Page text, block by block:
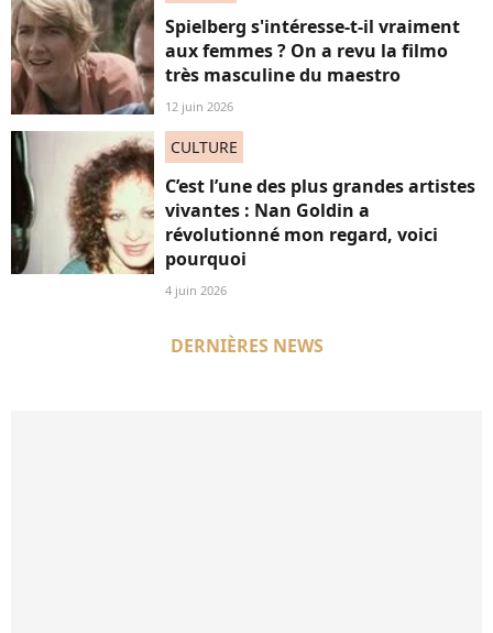
Spielberg s'intéresse-t-il vraiment
aux femmes ? On a revu la filmo
très masculine du maestro
12 juin 2026
CULTURE
C’est l’une des plus grandes artistes
vivantes : Nan Goldin a
révolutionné mon regard, voici
pourquoi
4 juin 2026
DERNIÈRES NEWS